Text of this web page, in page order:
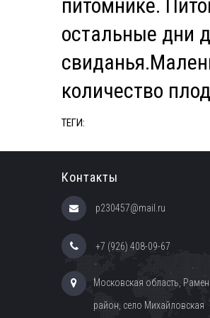
питомнике.
остальные дни
количество
ТЕГИ:
Контакты
p230457@mail.ru
+7 (926) 408-09-67
Московская область,
район, село Михайловская